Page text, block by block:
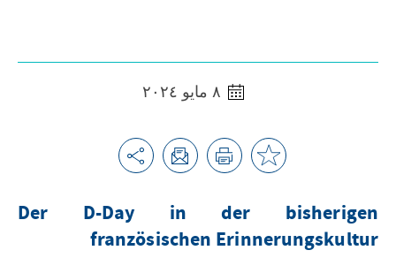
Der D-Day in der bisherigen
französischen Erinnerungskultur